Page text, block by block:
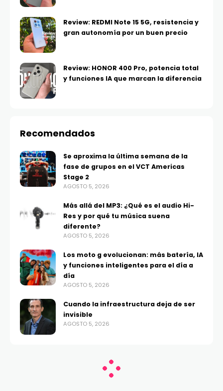
Review: REDMI Note 15 5G, resistencia y
gran autonomía por un buen precio
Review: HONOR 400 Pro, potencia total
y funciones IA que marcan la diferencia
Recomendados
Se aproxima la última semana de la
fase de grupos en el VCT Americas
Stage 2
AGOSTO 5, 2026
Más allá del MP3: ¿Qué es el audio Hi-
Res y por qué tu música suena
diferente?
AGOSTO 5, 2026
Los moto g evolucionan: más batería, IA
y funciones inteligentes para el día a
día
AGOSTO 5, 2026
Cuando la infraestructura deja de ser
invisible
AGOSTO 5, 2026